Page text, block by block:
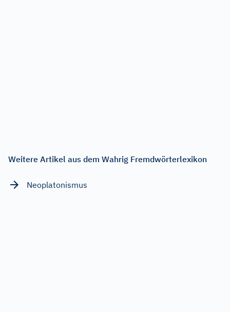
Weitere Artikel aus dem Wahrig Fremdwörterlexikon
Neoplatonismus